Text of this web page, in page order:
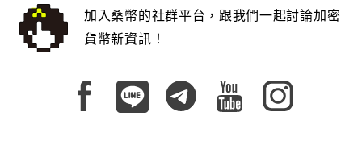
加入桑幣的社群平台，跟我們一起討論加密
貨幣新資訊！